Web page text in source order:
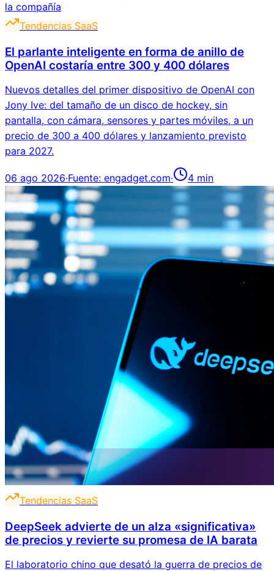
Tendencias SaaS
El parlante inteligente en forma de anillo de
OpenAI costaría entre 300 y 400 dólares
Nuevos detalles del primer dispositivo de OpenAI con
Jony Ive: del tamaño de un disco de hockey, sin
pantalla, con cámara, sensores y partes móviles, a un
precio de 300 a 400 dólares y lanzamiento previsto
para 2027.
06 ago 2026·Fuente: engadget.com· 4 min
Tendencias SaaS
DeepSeek advierte de un alza «significativa»
de precios y revierte su promesa de IA barata
El laboratorio chino que desató la guerra de precios de